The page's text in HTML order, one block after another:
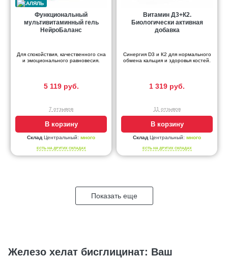
Функциональный
мультивитаминный гель
НейроБаланс
Для спокойствия, качественного сна
и эмоционального равновесия.
5 119 руб.
7 отзывов
В корзину
Склад Центральный: много
ЕСТЬ НА ДРУГИХ СКЛАДАХ
Витамин Д3+К2.
Биологически активная
добавка
Синергия D3 и К2 для нормального
обмена кальция и здоровья костей.
1 319 руб.
11 отзывов
В корзину
Склад Центральный: много
ЕСТЬ НА ДРУГИХ СКЛАДАХ
Показать еще
Железо хелат бисглицинат: Ваш